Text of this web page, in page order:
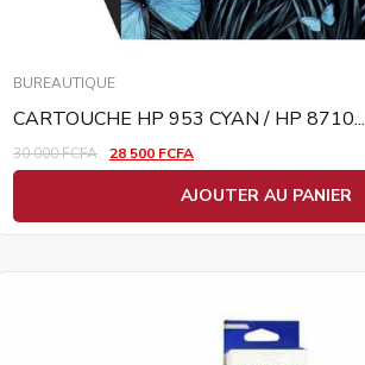
BUREAUTIQUE
CARTOUCHE HP 953 CYAN / HP 8710...
30 000FCFA 28 500 FCFA
AJOUTER AU PANIER